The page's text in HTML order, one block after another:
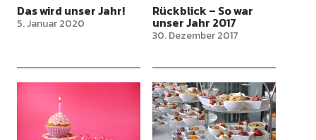
Das wird unser Jahr!
5. Januar 2020
Rückblick – So war
unser Jahr 2017
30. Dezember 2017